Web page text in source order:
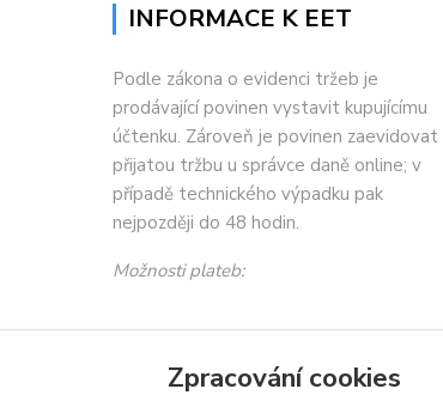
INFORMACE K EET
Podle zákona o evidenci tržeb je
prodávající povinen vystavit kupujícímu
účtenku. Zároveň je povinen zaevidovat
přijatou tržbu u správce daně online; v
případě technického výpadku pak
nejpozději do 48 hodin.
Možnosti plateb:
Zpracování cookies